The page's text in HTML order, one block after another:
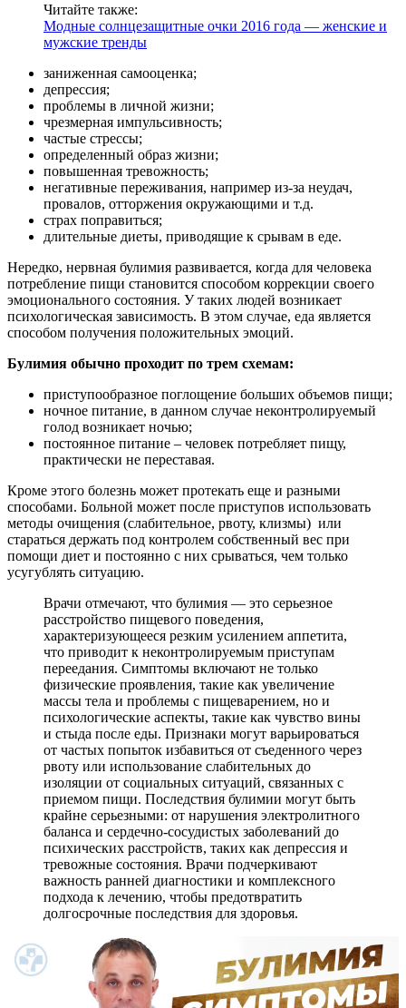
Читайте также:
Модные солнцезащитные очки 2016 года — женские и
мужские тренды
заниженная самооценка;
депрессия;
проблемы в личной жизни;
чрезмерная импульсивность;
частые стрессы;
определенный образ жизни;
повышенная тревожность;
негативные переживания, например из-за неудач,
провалов, отторжения окружающими и т.д.
страх поправиться;
длительные диеты, приводящие к срывам в еде.
Нередко, нервная булимия развивается, когда для человека
потребление пищи становится способом коррекции своего
эмоционального состояния. У таких людей возникает
психологическая зависимость. В этом случае, еда является
способом получения положительных эмоций.
Булимия обычно проходит по трем схемам:
приступообразное поглощение больших объемов пищи;
ночное питание, в данном случае неконтролируемый
голод возникает ночью;
постоянное питание – человек потребляет пищу,
практически не переставая.
Кроме этого болезнь может протекать еще и разными
способами. Больной может после приступов использовать
методы очищения (слабительное, рвоту, клизмы) или
стараться держать под контролем собственный вес при
помощи диет и постоянно с них срываться, чем только
усугублять ситуацию.
Врачи отмечают, что булимия — это серьезное
расстройство пищевого поведения,
характеризующееся резким усилением аппетита,
что приводит к неконтролируемым приступам
переедания. Симптомы включают не только
физические проявления, такие как увеличение
массы тела и проблемы с пищеварением, но и
психологические аспекты, такие как чувство вины
и стыда после еды. Признаки могут варьироваться
от частых попыток избавиться от съеденного через
рвоту или использование слабительных до
изоляции от социальных ситуаций, связанных с
приемом пищи. Последствия булимии могут быть
крайне серьезными: от нарушения электролитного
баланса и сердечно-сосудистых заболеваний до
психических расстройств, таких как депрессия и
тревожные состояния. Врачи подчеркивают
важность ранней диагностики и комплексного
подхода к лечению, чтобы предотвратить
долгосрочные последствия для здоровья.